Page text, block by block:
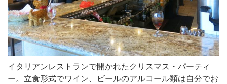
イタリアンレストランで開かれたクリスマス・パーティ
ー。立食形式でワイン、ビールのアルコール類は自分でお